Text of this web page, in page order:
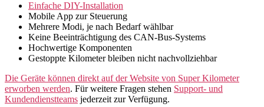
Einfache DIY-Installation
Mobile App zur Steuerung
Mehrere Modi, je nach Bedarf wählbar
Keine Beeinträchtigung des CAN-Bus-Systems
Hochwertige Komponenten
Gestoppte Kilometer bleiben nicht nachvollziehbar
Die Geräte können direkt auf der Website von Super Kilometer
erworben werden. Für weitere Fragen stehen Support- und
Kundendienstteams jederzeit zur Verfügung.